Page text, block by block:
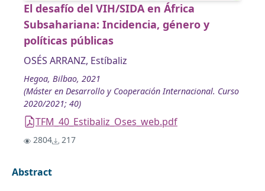
El desafío del VIH/SIDA en África
Subsahariana: Incidencia, género y
políticas públicas
OSÉS ARRANZ, Estíbaliz
Hegoa, Bilbao, 2021
(Máster en Desarrollo y Cooperación Internacional. Curso
2020/2021; 40)
TFM_40_Estibaliz_Oses_web.pdf
2804 217
Abstract